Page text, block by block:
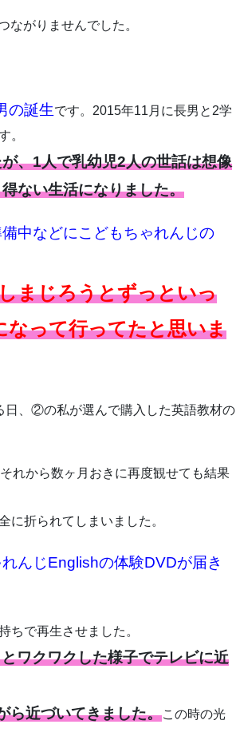
ながりませんでした。
の誕生です。2015年11月に長男と2学
。
、1人で乳幼児2人の世話は想像
ない生活になりました。
中などにこどもちゃれんじの
まじろうとずっといっ
なって行ってたと思いま
日、②の私が選んで購入した英語教材の
れから数ヶ月おきに再度観せても結果
に折られてしまいました。
んじEnglishの体験DVDが届き
ちで再生させました。
ワクワクした様子でテレビに近
ら近づいてきました。この時の光